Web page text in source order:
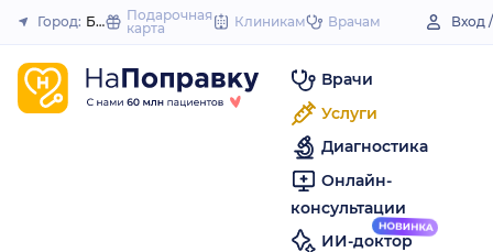
to
Закрыть
Город: БесланПодарочная
карта
Клиникам Врачам Вход
Врачи
Услуги
Диагностика
Онлайн-
консультации
ИИ-доктор